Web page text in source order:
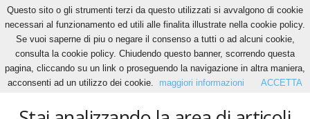
Home Tags Murelli
Murelli
Questo sito o gli strumenti terzi da questo utilizzati si avvalgono di cookie
necessari al funzionamento ed utili alle finalita illustrate nella cookie policy.
Se vuoi saperne di piu o negare il consenso a tutti o ad alcuni cookie,
consulta la cookie policy. Chiudendo questo banner, scorrendo questa
pagina, cliccando su un link o proseguendo la navigazione in altra maniera,
acconsenti ad un utilizzo dei cookie.
maggiori informazioni ACCETTA